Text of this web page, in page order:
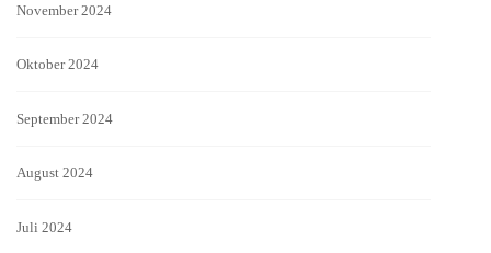
November 2024
Oktober 2024
September 2024
August 2024
Juli 2024